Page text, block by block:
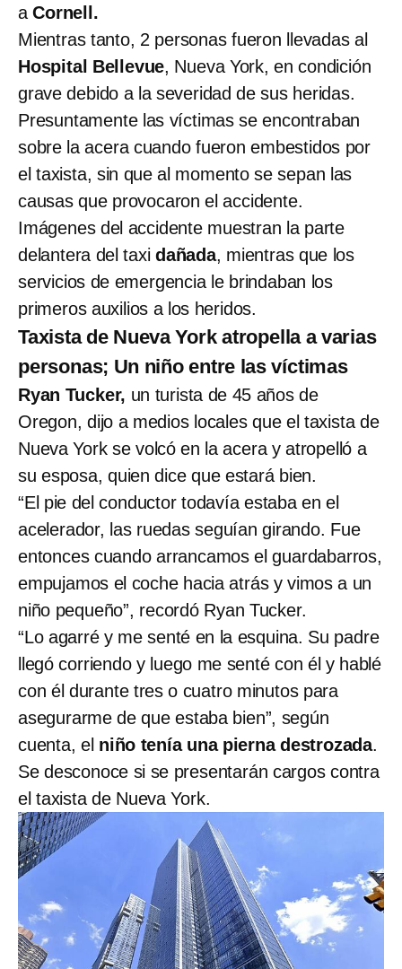
aCornell.
Mientras tanto, 2 personas fueron llevadas al
Hospital Bellevue, Nueva York, en condición
grave debido a la severidad de sus heridas.
Presuntamente las víctimas se encontraban
sobre la acera cuando fueron embestidos por
el taxista, sin que al momento se sepan las
causas que provocaron el accidente.
Imágenes del accidente muestran la parte
delantera del taxidañada, mientras que los
servicios de emergencia le brindaban los
primeros auxilios a los heridos.
Taxista de Nueva York atropella a varias
personas; Un niño entre las víctimas
Ryan Tucker, un turista de 45 años de
Oregon, dijo a medios locales que el taxista de
Nueva York se volcó en la acera y atropelló a
su esposa, quien dice que estará bien.
“El pie del conductor todavía estaba en el
acelerador, las ruedas seguían girando. Fue
entonces cuando arrancamos el guardabarros,
empujamos el coche hacia atrás y vimos a un
niño pequeño”, recordó Ryan Tucker.
“Lo agarré y me senté en la esquina. Su padre
llegó corriendo y luego me senté con él y hablé
con él durante tres o cuatro minutos para
asegurarme de que estaba bien”, según
cuenta, el niño tenía una pierna destrozada.
Se desconoce si se presentarán cargos contra
el taxista de Nueva York.